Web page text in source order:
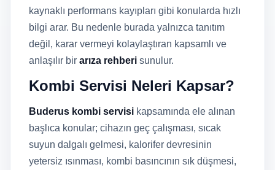
kaynaklı performans kayıpları gibi konularda hızlı
bilgi arar. Bu nedenle burada yalnızca tanıtım
değil, karar vermeyi kolaylaştıran kapsamlı ve
anlaşılır bir arıza rehberi sunulur.
Kombi Servisi Neleri Kapsar?
Buderus kombi servisi kapsamında ele alınan
başlıca konular; cihazın geç çalışması, sıcak
suyun dalgalı gelmesi, kalorifer devresinin
yetersiz ısınması, kombi basıncının sık düşmesi,